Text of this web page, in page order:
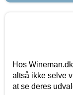
Hos
altså ikke selve
at se deres